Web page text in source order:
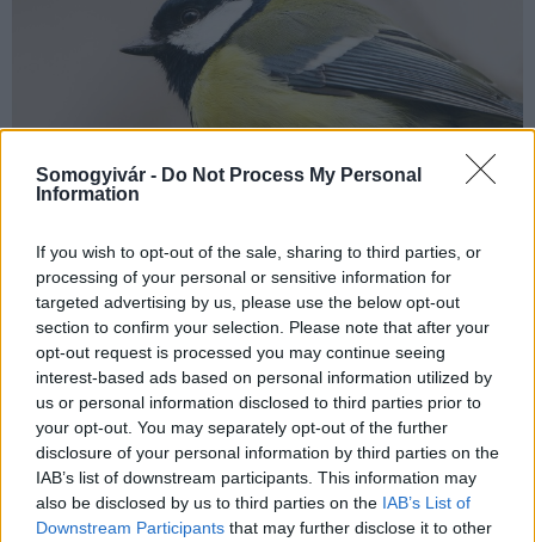
Somogyivár - Do Not Process My Personal
Information
If you wish to opt-out of the sale, sharing to third parties, or
processing of your personal or sensitive information for
targeted advertising by us, please use the below opt-out
section to confirm your selection. Please note that after your
opt-out request is processed you may continue seeing
interest-based ads based on personal information utilized by
us or personal information disclosed to third parties prior to
your opt-out. You may separately opt-out of the further
disclosure of your personal information by third parties on the
IAB’s list of downstream participants. This information may
also be disclosed by us to third parties on the IAB’s List of
Downstream Participants that may further disclose it to other
Billenőajtóval ellátott postaládákkal és a környéken kihelyezett
mesterséges odúkkal megelőzhető, hogy a széncinegék
levélgyűjtőkbe költözzenek – hívják fel a figyelmet a
természetvédők a tavaszi fészkelési időszak kezdetén.
Visszatér a tavaszi idő a hétvégén
2025.04.10